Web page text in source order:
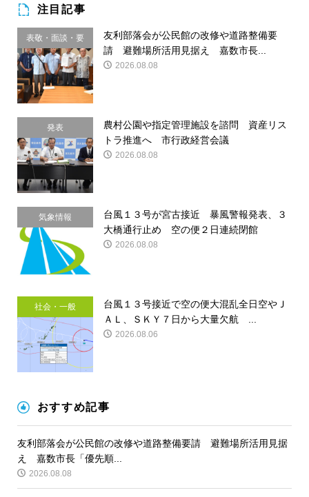
注目記事
表敬・面談・要
請
友利部落会が公民館の改修や道路整備要
請 避難場所活用見据え 嘉数市長...
2026.08.08
発表
農村公園や指定管理施設を諮問 資産リス
トラ推進へ 市行政経営会議
2026.08.08
気象情報
台風１３号が宮古接近 暴風警報発表、３
大橋通行止め 空の便２日連続閉館
2026.08.08
社会・一般
台風１３号接近で空の便大混乱全日空やＪ
ＡＬ、ＳＫＹ７日から大量欠航 ...
2026.08.06
おすすめ記事
友利部落会が公民館の改修や道路整備要請 避難場所活用見据
え 嘉数市長「優先順...
2026.08.08